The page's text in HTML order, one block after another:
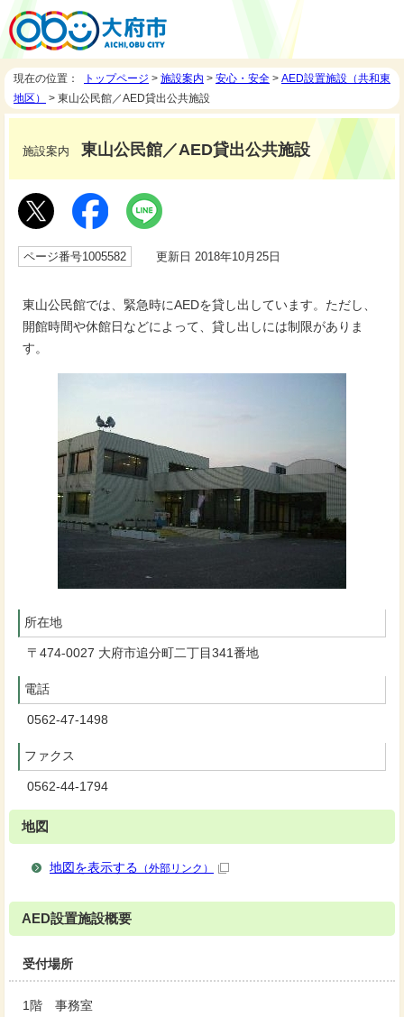
現在の位置： トップページ > 施設案内 > 安心・安全 > AED設置施設（共和東
地区）
> 東山公民館／AED貸出公共施設
施設案内 東山公民館／AED貸出公共施設
ページ番号1005582 更新日 2018年10月25日
東山公民館では、緊急時にAEDを貸し出しています。ただし、
開館時間や休館日などによって、貸し出しには制限がありま
す。
所在地
〒474-0027 大府市追分町二丁目341番地
電話
0562-47-1498
ファクス
0562-44-1794
地図
地図を表示する （外部リンク）
AED設置施設概要
受付場所
1階 事務室